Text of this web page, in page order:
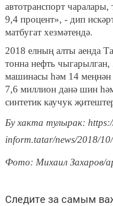
автотранспорт
9,4 процент», - дип
матбугат хезмәтендә.
2018 елның алты аенда
тонна нефть
машинасы һәм 14 меңнән
7,6 миллион данә шин
синтетик каучук
Бу хакта тулырак:
inform.tatar/news/2018/
Фото: Михаил Захаров/
Следите за самым